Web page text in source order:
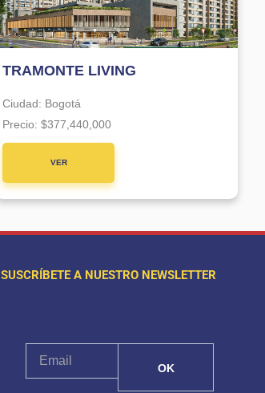
TRAMONTE LIVING
Ciudad: Bogotá
Precio:$377,440,000
VER
SUSCRÍBETE A NUESTRO NEWSLETTER